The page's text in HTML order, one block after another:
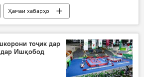
Ҳамаи хабарҳо
зиндон
фавқулода
тоҷик дар
дар Ишқобод